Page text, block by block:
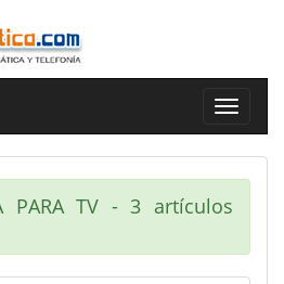
Toggle
PARA TV - 3 artículos